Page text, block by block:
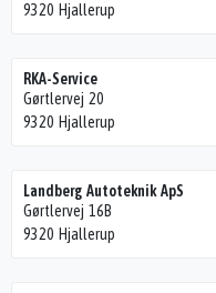
9320 Hjallerup
RKA-Service
Gørtlervej 20
9320 Hjallerup
Landberg Autoteknik ApS
Gørtlervej 16B
9320 Hjallerup